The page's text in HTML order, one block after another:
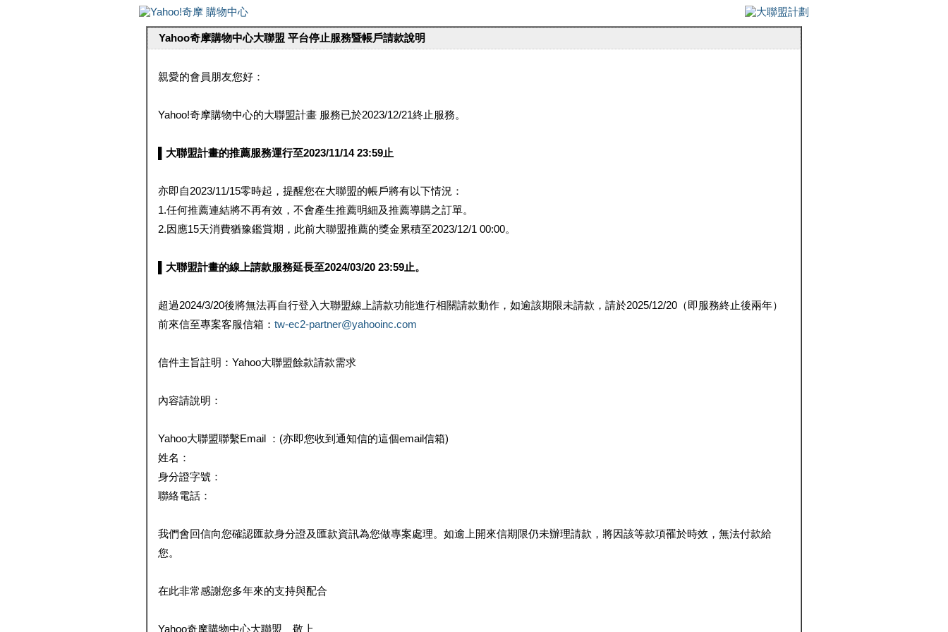
Yahoo奇摩購物中心大聯盟 平台停止服務暨帳戶請款說明
親愛的會員朋友您好：
Yahoo!奇摩購物中心的大聯盟計畫 服務已於2023/12/21終止服務。
▌大聯盟計畫的推薦服務運行至2023/11/14 23:59止
亦即自2023/11/15零時起，提醒您在大聯盟的帳戶將有以下情況：
1.任何推薦連結將不再有效，不會產生推薦明細及推薦導購之訂單。
2.因應15天消費猶豫鑑賞期，此前大聯盟推薦的獎金累積至2023/12/1 00:00。
▌大聯盟計畫的線上請款服務延長至2024/03/20 23:59止。
超過2024/3/20後將無法再自行登入大聯盟線上請款功能進行相關請款動作，如逾該期限未請款，請於2025/12/20（即服務終止後兩年）
前來信至專案客服信箱： tw-ec2-partner@yahooinc.com
信件主旨註明：Yahoo大聯盟餘款請款需求
內容請說明：
Yahoo大聯盟聯繫Email ：(亦即您收到通知信的這個email信箱)
姓名：
身分證字號：
聯絡電話：
我們會回信向您確認匯款身分證及匯款資訊為您做專案處理。如逾上開來信期限仍未辦理請款，將因該等款項罹於時效，無法付款給
您。
在此非常感謝您多年來的支持與配合
Yahoo奇摩購物中心大聯盟 敬上